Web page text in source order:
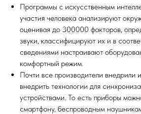
Программы с искусственным
участия человека анализируют
оценивая до 300000 факторов,
звуки, классифицируют их и в
сведениями настраивают
комфортный режим.
Почти все производители внедрили
внедрить технологии для
устройствами. То есть приборы
смартфону, беспроводным